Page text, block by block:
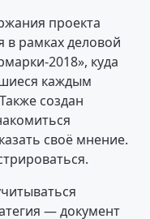
проекта
в рамках деловой
2018», куда
каждым
создан
своё мнение.
— документ